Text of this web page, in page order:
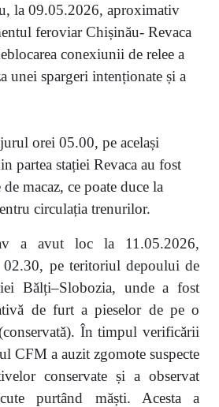
la 09.05.2026, aproximativ
feroviar Chișinău- Revaca
conexiunii de relee a
unei spargeri intenționate și a
orei 05.00, pe același
partea stației Revaca au fost
macaz, ce poate duce la
circulația trenurilor.
a avut loc la 11.05.2026,
pe teritoriul depoului de
Bălți–Slobozia, unde a fost
de furt a pieselor de pe o
În timpul verificării
CFM a auzit zgomote suspecte
conservate și a observat
purtând măști. Acesta a